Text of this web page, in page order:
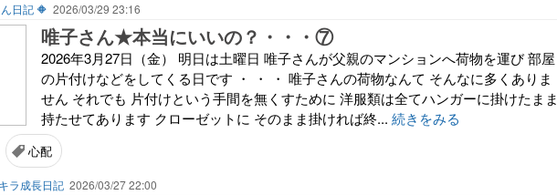
日記 🔶 2026/03/29 23:16
唯子さん★本当にいいの？・・・⑦
2026年3月27日（金） 明日は土曜日 唯子さんが父親のマンションへ荷物を運び 部屋
の片付けなどをしてくる日です ・ ・ ・ 唯子さんの荷物なんて そんなに多くありま
せん それでも 片付けという手間を無くすために 洋服類は全てハンガーに掛けたまま
持たせてあります クローゼットに そのまま掛ければ終... 続きをみる
心配
ラ成長日記 2026/03/27 22:00